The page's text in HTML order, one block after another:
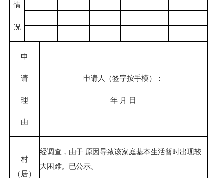
情
况
申
请
理
由
申请人（签字按手模）：
年 月 日
村
（居）
经调查，由于 原因导致该家庭基本生活暂时出现较
大困难。已公示。